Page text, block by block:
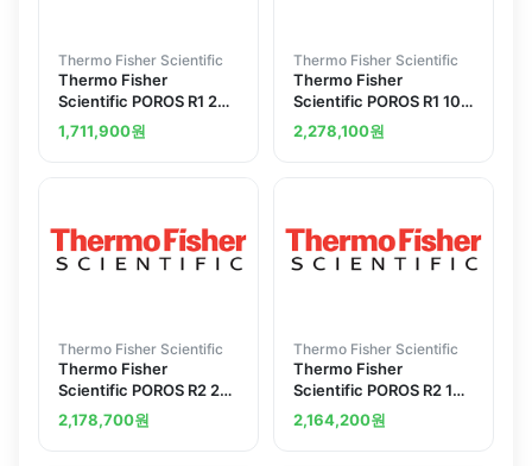
Thermo Fisher Scientific
Thermo Fisher
Scientific POROS R1 20
mu m Column 2.1 x 30
mm 0.1 mL
1,711,900원
Thermo Fisher Scientific
Thermo Fisher
Scientific POROS R1 10
mu m Column 4.6 x 100
mm 1.7 mL
2,278,100원
Thermo Fisher Scientific
Thermo Fisher
Scientific POROS R2 20
mu m Column Stainless
Steel 4.6 x 100 mm 1.7
2,178,700원
Thermo Fisher Scientific
Thermo Fisher
Scientific POROS R2 10
mu m Column 4.6 x 50
mm 0.8 mL
2,164,200원